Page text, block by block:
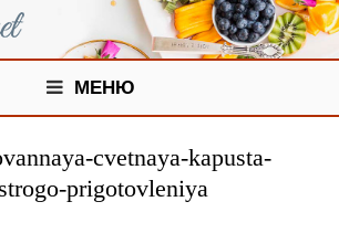
МЕНЮ
cvetnaya-kapusta-
prigotovleniya